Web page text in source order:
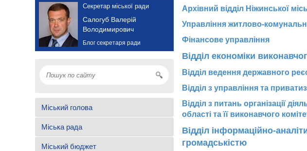
Секретар міської ради
Салогуб Валерій
Володимирович
Блог секретаря ради
Міський голова
Міська рада
Міський бюджет
Архівний відділ Ніжинської
Управління житлово-
Фінансове управління
Відділ економіки
Відділ ведення державного
Відділ з управління та
Відділ з питань організації
області та її виконавчого
Відділ інформаційно-
громадськістю